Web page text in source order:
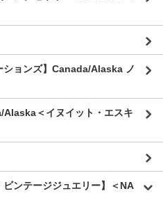
ョンズ】Canada/Alaska ノ
＜イヌイット・エスキ
ンテージジュエリー】＜NA